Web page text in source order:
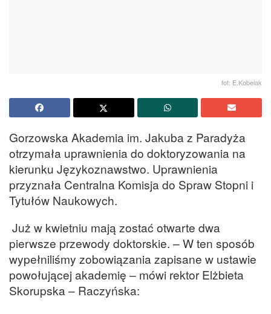
fot: E.Kobelak
Gorzowska Akademia im. Jakuba z Paradyża
otrzymała uprawnienia do doktoryzowania na
kierunku Językoznawstwo. Uprawnienia
przyznała Centralna Komisja do Spraw Stopni i
Tytułów Naukowych.
Już w kwietniu mają zostać otwarte dwa
pierwsze przewody doktorskie. – W ten sposób
wypełniliśmy zobowiązania zapisane w ustawie
powołującej akademię – mówi rektor Elżbieta
Skorupska – Raczyńska: